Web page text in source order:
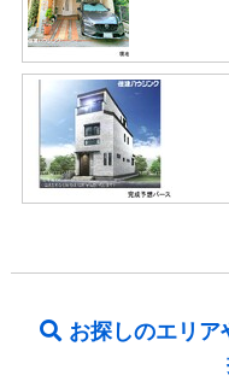
お探しのエリア